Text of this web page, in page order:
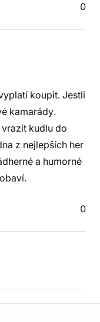
0
koupit. Jestli
kamarády.
kudlu do
z nejlepších her
a humorné
0